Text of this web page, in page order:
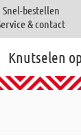
Snel-bestellen
& contact
Knutselen